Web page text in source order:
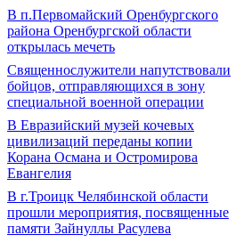
В п.Первомайский Оренбургского
района Оренбургской области
открылась мечеть
Священнослужители напутствовали
бойцов, отправляющихся в зону
специальной военной операции
В Евразийский музей кочевых
цивилизаций переданы копии
Корана Османа и Остромирова
Евангелия
В г.Троицк Челябинской области
прошли мероприятия, посвященные
памяти Зайнуллы Расулева